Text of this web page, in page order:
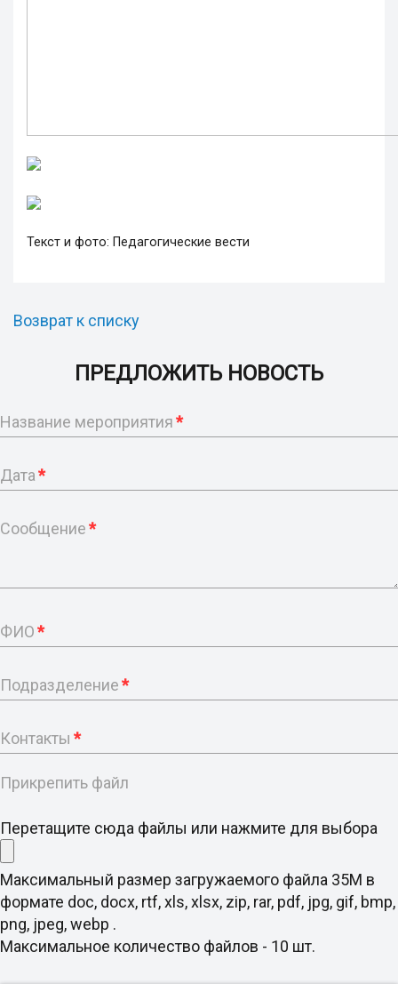
Текст и фото: Педагогические вести
Возврат к списку
ПРЕДЛОЖИТЬ НОВОСТЬ
Название мероприятия*
Дата*
Сообщение*
ФИО*
Подразделение*
Контакты *
Прикрепить файл
Перетащите сюда файлы или нажмите для выбора
Максимальный размер загружаемого файла 35M в
формате doc, docx, rtf, xls, xlsx, zip, rar, pdf, jpg, gif, bmp,
png, jpeg, webp .
Максимальное количество файлов - 10 шт.